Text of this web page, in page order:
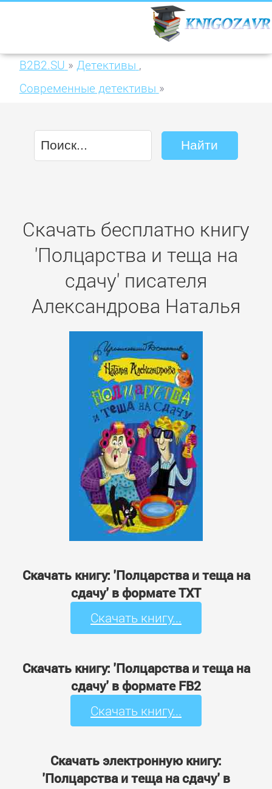
B2B2.SU » Детективы ,
Современные детективы »
Скачать бесплатно книгу
'Полцарства и теща на
сдачу' писателя
Александрова Наталья
Скачать книгу: 'Полцарства и теща на
сдачу' в формате TXT
Скачать книгу...
Скачать книгу: 'Полцарства и теща на
сдачу' в формате FB2
Скачать книгу...
Скачать электронную книгу:
'Полцарства и теща на сдачу' в